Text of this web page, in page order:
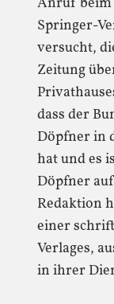
Springer-
versucht,
Zeitung
dass der
Döpfner in
hat und es
Döpfner
Redaktion
einer
Verlages,
in ihrer